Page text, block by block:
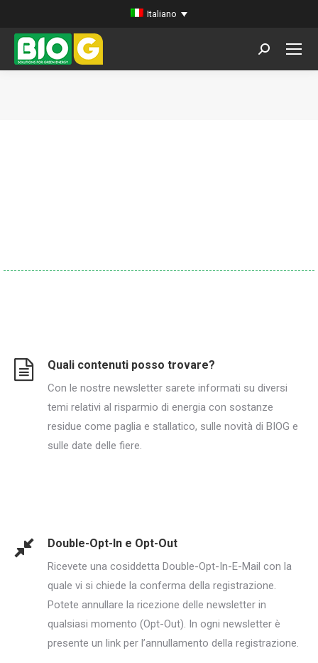
Italiano
Search:
Quali contenuti posso trovare?
Con le nostre newsletter sarete informati su diversi
temi relativi al risparmio di energia con sostanze
residue come paglia e stallatico, sulle novità di BIOG e
sulle date delle fiere.
Double-Opt-In e Opt-Out
Ricevete una cosiddetta Double-Opt-In-E-Mail con la
quale vi si chiede la conferma della registrazione.
Potete annullare la ricezione delle newsletter in
qualsiasi momento (Opt-Out). In ogni newsletter è
presente un link per l’annullamento della registrazione.